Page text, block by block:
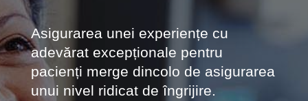
Asigurarea unei experiențe cu
adevărat excepționale pentru
pacienți merge dincolo de asigurarea
unui nivel ridicat de îngrijire.